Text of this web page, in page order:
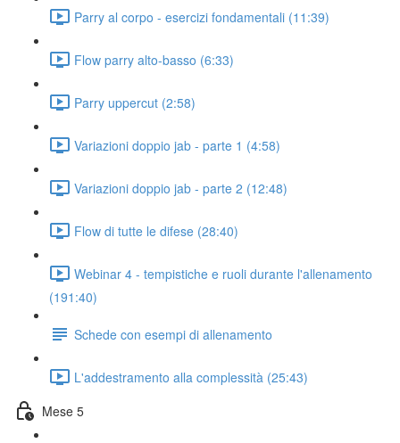
Parry al corpo - esercizi fondamentali (11:39)
Flow parry alto-basso (6:33)
Parry uppercut (2:58)
Variazioni doppio jab - parte 1 (4:58)
Variazioni doppio jab - parte 2 (12:48)
Flow di tutte le difese (28:40)
Webinar 4 - tempistiche e ruoli durante l'allenamento
(191:40)
Schede con esempi di allenamento
L'addestramento alla complessità (25:43)
Mese 5